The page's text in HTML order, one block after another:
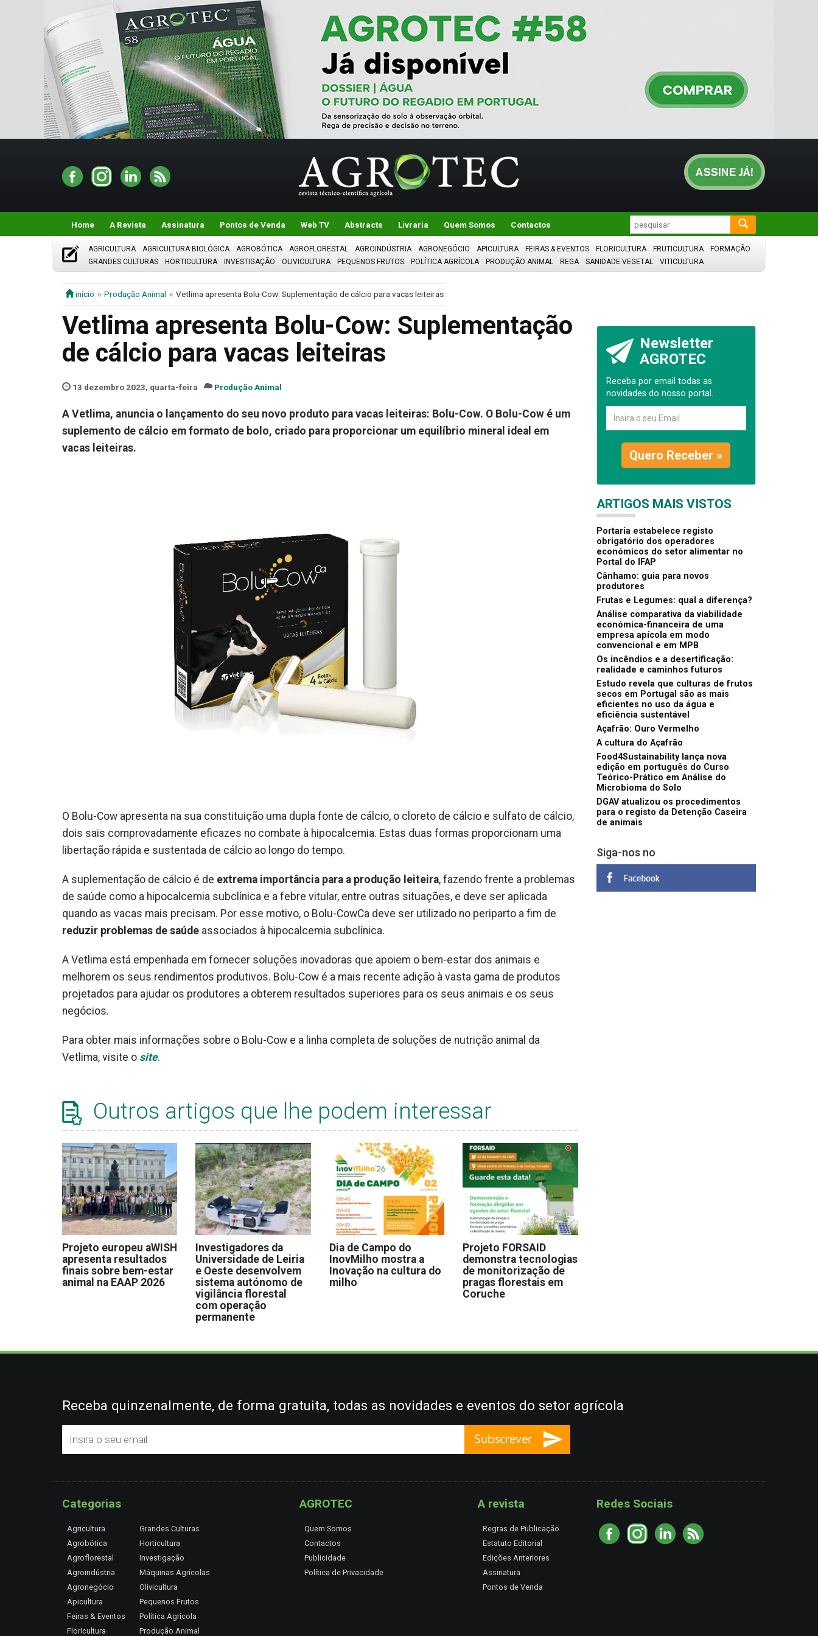
Home A Revista Assinatura Pontos de Venda Web TV Abstracts Livraria Quem Somos Contactos
AGRICULTURA AGRICULTURA BIOLÓGICA AGROBÓTICA AGROFLORESTAL AGROINDÚSTRIA AGRONEGÓCIO APICULTURA FEIRAS & EVENTOS FLORICULTURA FRUTICULTURA
FORMAÇÃO
GRANDES CULTURAS
HORTICULTURA INVESTIGAÇÃO OLIVICULTURA PEQUENOS FRUTOS POLÍTICA AGRÍCOLA PRODUÇÃO ANIMAL REGA SANIDADE VEGETAL VITICULTURA
início Produção Animal Vetlima apresenta Bolu-Cow: Suplementação de cálcio para vacas leiteiras
Vetlima apresenta Bolu-Cow: Suplementação
de cálcio para vacas leiteiras
13 dezembro 2023, quarta-feira Produção Animal
A Vetlima, anuncia o lançamento do seu novo produto para vacas leiteiras: Bolu-Cow. O Bolu-Cow é um
suplemento de cálcio em formato de bolo, criado para proporcionar um equilíbrio mineral ideal em
vacas leiteiras.
O Bolu-Cow apresenta na sua constituição uma dupla fonte de cálcio, o cloreto de cálcio e sulfato de cálcio,
dois sais comprovadamente eficazes no combate à hipocalcemia. Estas duas formas proporcionam uma
libertação rápida e sustentada de cálcio ao longo do tempo.
A suplementação de cálcio é de extrema importância para a produção leiteira, fazendo frente a problemas
de saúde como a hipocalcemia subclínica e a febre vitular, entre outras situações, e deve ser aplicada
quando as vacas mais precisam. Por esse motivo, o Bolu-CowCa deve ser utilizado no periparto a fim de
reduzir problemas de saúde associados à hipocalcemia subclínica.
A Vetlima está empenhada em fornecer soluções inovadoras que apoiem o bem-estar dos animais e
melhorem os seus rendimentos produtivos. Bolu-Cow é a mais recente adição à vasta gama de produtos
projetados para ajudar os produtores a obterem resultados superiores para os seus animais e os seus
negócios.
Para obter mais informações sobre o Bolu-Cow e a linha completa de soluções de nutrição animal da
Vetlima, visite o site.
Outros artigos que lhe podem interessar
Projeto europeu aWISH
apresenta resultados
finais sobre bem-estar
animal na EAAP 2026
Investigadores da
Universidade de Leiria
e Oeste desenvolvem
sistema autónomo de
vigilância florestal
com operação
permanente
Dia de Campo do
InovMilho mostra a
Inovação na cultura do
milho
Projeto FORSAID
demonstra tecnologias
de monitorização de
pragas florestais em
Coruche
Newsletter
AGROTEC
Receba por email todas as
novidades do nosso portal.
Quero Receber »
ARTIGOS MAIS VISTOS
Portaria estabelece registo
obrigatório dos operadores
económicos do setor alimentar no
Portal do IFAP
Cânhamo: guia para novos
produtores
Frutas e Legumes: qual a diferença?
Análise comparativa da viabilidade
económica-financeira de uma
empresa apícola em modo
convencional e em MPB
Os incêndios e a desertificação:
realidade e caminhos futuros
Estudo revela que culturas de frutos
secos em Portugal são as mais
eficientes no uso da água e
eficiência sustentável
Açafrão: Ouro Vermelho
A cultura do Açafrão
Food4Sustainability lança nova
edição em português do Curso
Teórico-Prático em Análise do
Microbioma do Solo
DGAV atualizou os procedimentos
para o registo da Detenção Caseira
de animais
Siga-nos no
Receba quinzenalmente, de forma gratuita, todas as novidades e eventos do setor agrícola
Categorias
Agricultura
Agrobótica
Agroflorestal
Agroindústria
Agronegócio
Apicultura
Feiras & Eventos
Floricultura
Grandes Culturas
Horticultura
Investigação
Máquinas Agrícolas
Olivicultura
Pequenos Frutos
Política Agrícola
Produção Animal
AGROTEC
Quem Somos
Contactos
Publicidade
Política de Privacidade
A revista
Regras de Publicação
Estatuto Editorial
Edições Anteriores
Assinatura
Pontos de Venda
Redes Sociais